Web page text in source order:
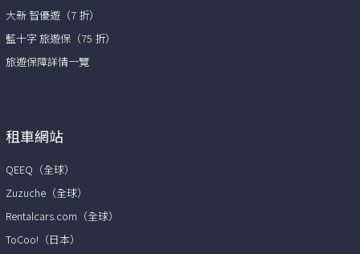
大新 智優遊（7 折）
藍十字 旅遊保（75 折）
旅遊保障詳情一覽
租車網站
QEEQ（全球）
Zuzuche（全球）
Rentalcars.com（全球）
ToCoo!（日本）